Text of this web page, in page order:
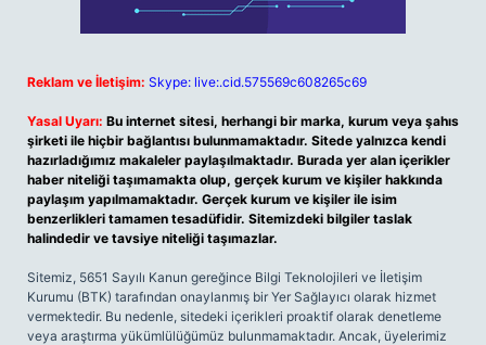
Reklam ve İletişim: Skype: live:.cid.575569c608265c69
Yasal Uyarı: Bu internet sitesi, herhangi bir marka, kurum veya şahıs
şirketi ile hiçbir bağlantısı bulunmamaktadır. Sitede yalnızca kendi
hazırladığımız makaleler paylaşılmaktadır. Burada yer alan içerikler
haber niteliği taşımamakta olup, gerçek kurum ve kişiler hakkında
paylaşım yapılmamaktadır. Gerçek kurum ve kişiler ile isim
benzerlikleri tamamen tesadüfidir. Sitemizdeki bilgiler taslak
halindedir ve tavsiye niteliği taşımazlar.
Sitemiz, 5651 Sayılı Kanun gereğince Bilgi Teknolojileri ve İletişim
Kurumu (BTK) tarafından onaylanmış bir Yer Sağlayıcı olarak hizmet
vermektedir. Bu nedenle, sitedeki içerikleri proaktif olarak denetleme
veya araştırma yükümlülüğümüz bulunmamaktadır. Ancak, üyelerimiz